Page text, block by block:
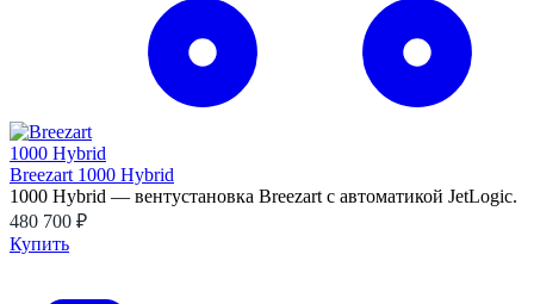
Breezart 1000 Hybrid
1000 Hybrid — вентустановка Breezart с автоматикой JetLogic.
480 700 ₽
Купить